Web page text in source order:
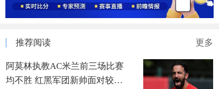
推荐阅读 更多
阿莫林执教AC米兰前三场比赛
均不胜 红黑军团新帅面对较大